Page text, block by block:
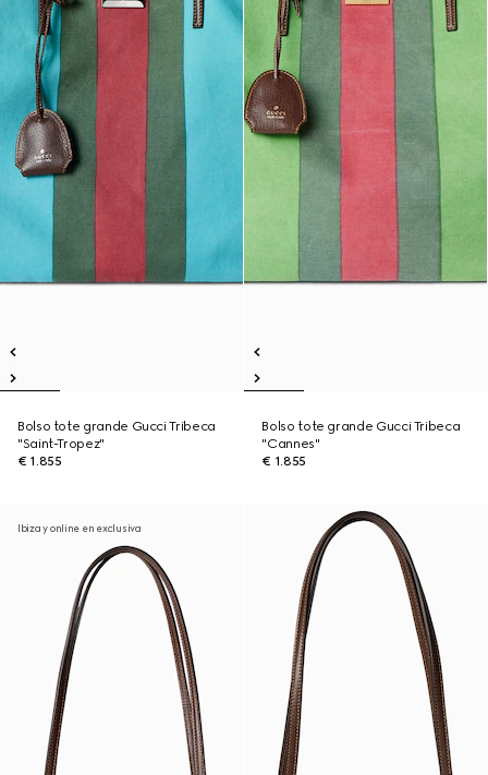
Bolso tote grande Gucci Tribeca
"Saint-Tropez"
€ 1.855
Bolso tote grande Gucci Tribeca
"Cannes"
€ 1.855
Ibiza y online en exclusiva